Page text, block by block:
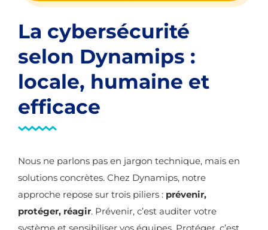
La cybersécurité
selon Dynamips :
locale, humaine et
efficace
Nous ne parlons pas en jargon technique, mais en
solutions concrètes. Chez Dynamips, notre
approche repose sur trois piliers : prévenir,
protéger, réagir. Prévenir, c’est auditer votre